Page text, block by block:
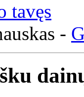
tavęs
-